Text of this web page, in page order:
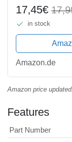
17,45€
in stock
Amazon.de
Amazon price
Features
Part Number